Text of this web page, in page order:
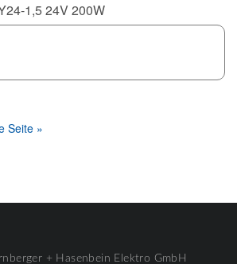
1,5 24V 200W
Seite »
+ Hasenbein Elektro GmbH